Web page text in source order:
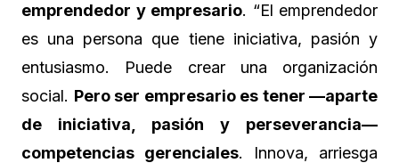
emprendedor y empresario. “El emprendedor
es una persona que tiene iniciativa, pasión y
entusiasmo. Puede crear una organización
social. Pero ser empresario es tener —aparte
de iniciativa, pasión y perseverancia—
competencias gerenciales. Innova, arriesga